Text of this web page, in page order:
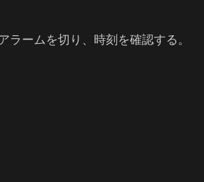
ラームを切り、時刻を確認する。